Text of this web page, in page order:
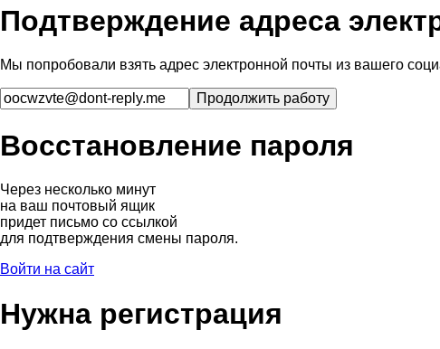
Подтверждение адреса
Мы попробовали взять адрес электронной почты из вашего
Восстановление пароля
Через несколько минут
на ваш почтовый ящик
придет письмо со ссылкой
для подтверждения смены пароля.
Войти на сайт
Нужна регистрация